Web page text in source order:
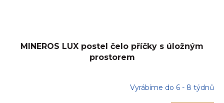
MINEROS LUX postel čelo příčky s úložným
prostorem
Vyrábíme do 6 - 8 týdnů